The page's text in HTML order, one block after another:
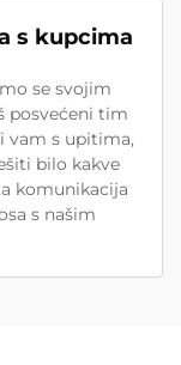
s kupcima
se svojim
posvećeni tim
vam s upitima,
bilo kakve
komunikacija
s našim